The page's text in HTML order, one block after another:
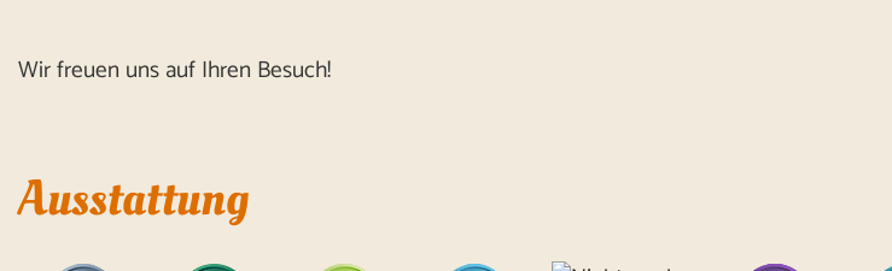
Wir freuen uns auf Ihren Besuch!
Ausstattung